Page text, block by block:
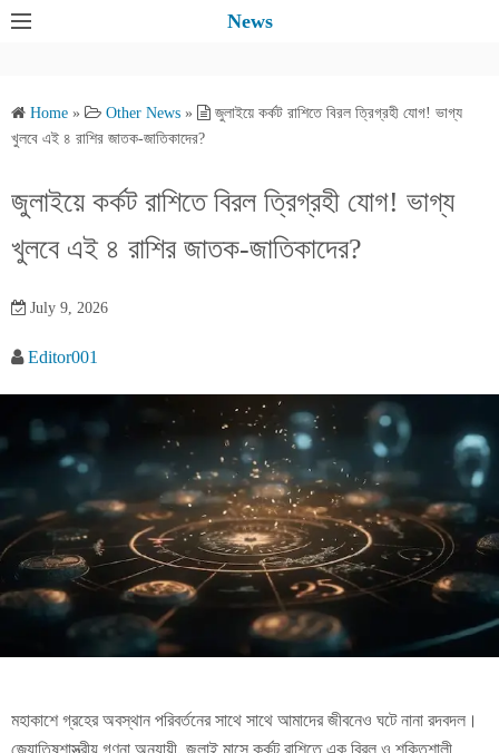
News
Home » Other News »
জুলাইয়ে কর্কট রাশিতে বিরল ত্রিগ্রহী যোগ! ভাগ্য
খুলবে এই ৪ রাশির জাতক-জাতিকাদের?
জুলাইয়ে কর্কট রাশিতে বিরল ত্রিগ্রহী যোগ! ভাগ্য
খুলবে এই ৪ রাশির জাতক-জাতিকাদের?
July 9, 2026
Editor001
মহাকাশে গ্রহের অবস্থান পরিবর্তনের সাথে সাথে আমাদের জীবনেও ঘটে নানা রদবদল।